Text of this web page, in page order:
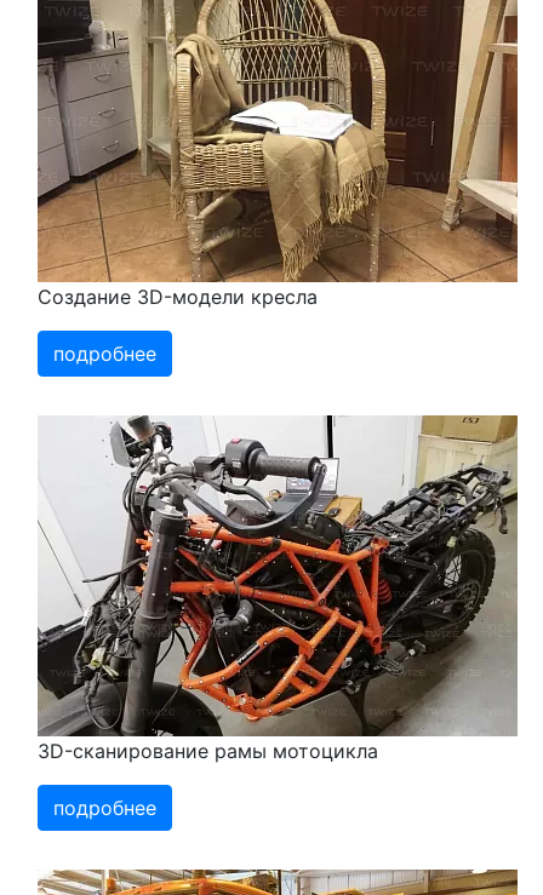
Создание 3D-модели кресла
подробнее
3D-сканирование рамы мотоцикла
подробнее